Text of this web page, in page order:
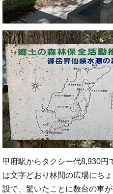
甲府駅からタクシー代8,930円
は文字どおり林間の広場にち
設で、驚いたことに数台の車